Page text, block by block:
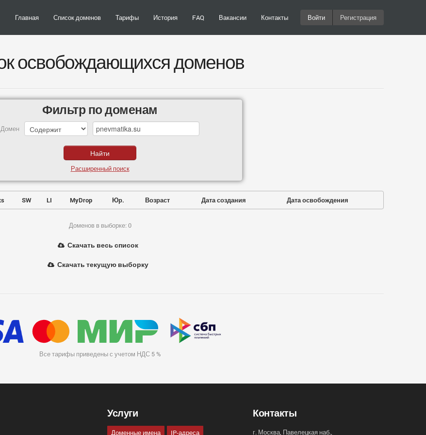
Главная Список доменов Тарифы История FAQ Вакансии Контакты Войти Регистрация
освобождающихся доменов
Фильтр по доменам
Домен
Расширенный поиск
SW LI MyDrop Юр. Возраст Дата создания Дата освобождения
Доменов в выборке: 0
Скачать весь список
Скачать текущую выборку
Все тарифы приведены с учетом НДС 5 %
Услуги
Доменные имена IP-адреса
Контакты
г. Москва, Павелецкая наб.,